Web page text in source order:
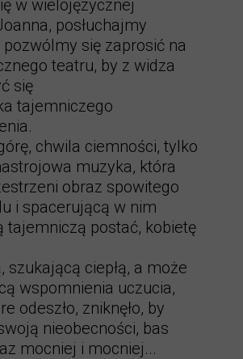
w wielojęzycznej
posłuchajmy
pozwólmy się zaprosić na
teatru, by z widza
się
tajemniczego
chwila ciemności, tylko
muzyka, która
obraz spowitego
i spacerującą w nim
tajemniczą postać, kobietę
szukającą ciepłą, a może
wspomnienia uczucia,
odeszło, zniknęło, by
nieobecności, bas
mocniej i mocniej...